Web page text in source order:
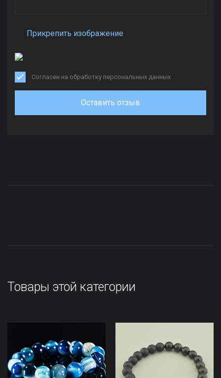
Прикрепить изображение
Согласен на обработку персональных данных
Оставить отзыв
Товары этой категории